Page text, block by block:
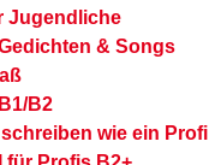
Jugendliche
& Songs
B2
wie ein Profi